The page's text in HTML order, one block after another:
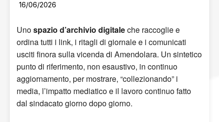
16/06/2026
Unospazio d’archivio digitaleche raccoglie e
ordina tutti i link, i ritagli di giornale e i comunicati
usciti finora sulla vicenda di Amendolara. Un sintetico
punto di riferimento, non esaustivo, in continuo
aggiornamento, per mostrare, “collezionando” i
media, l’impatto mediatico e il lavoro continuo fatto
dal sindacato giorno dopo giorno.